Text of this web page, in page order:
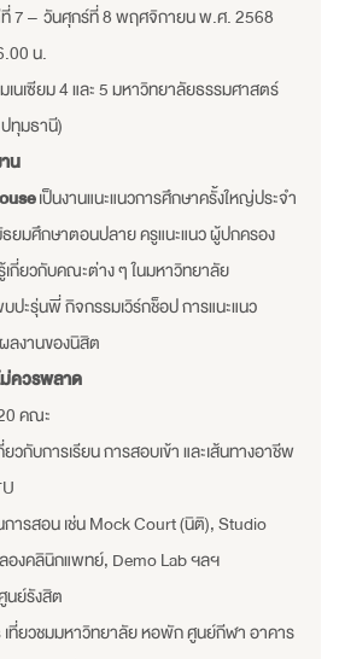
7 – วันศุกร์ที่ 8 พฤศจิกายน พ.ศ. 2568
น.
นเซียม 4 และ 5 มหาวิทยาลัยธรรมศาสตร์
ทุมธานี)
น
เป็นงานแนะแนวการศึกษาครั้งใหญ่ประจำ
ยมศึกษาตอนปลาย ครูแนะแนว ผู้ปกครอง
เกี่ยวกับคณะต่าง ๆ ในมหาวิทยาลัย
ะรุ่นพี่ กิจกรรมเวิร์กช็อป การแนะแนว
ลงานของนิสิต
ควรพลาด
คณะ
กับการเรียน การสอบเข้า และเส้นทางอาชีพ
ารสอน เช่น Mock Court (นิติ), Studio
องคลินิกแพทย์, Demo Lab ฯลฯ
นย์รังสิต
ที่ยวชมมหาวิทยาลัย หอพัก ศูนย์กีฬา อาคาร